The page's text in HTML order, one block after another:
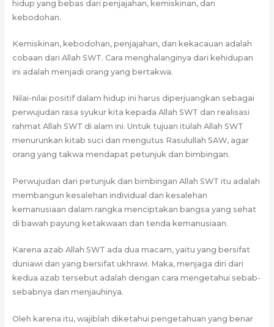
hidup yang bebas dari penjajahan, kemiskinan, dan
kebodohan.
Kemiskinan, kebodohan, penjajahan, dan kekacauan adalah
cobaan dari Allah SWT. Cara menghalanginya dari kehidupan
ini adalah menjadi orang yang bertakwa.
Nilai-nilai positif dalam hidup ini harus diperjuangkan sebagai
perwujudan rasa syukur kita kepada Allah SWT dan realisasi
rahmat Allah SWT di alam ini. Untuk tujuan itulah Allah SWT
menurunkan kitab suci dan mengutus Rasulullah SAW, agar
orang yang takwa mendapat petunjuk dan bimbingan.
Perwujudan dari petunjuk dan bimbingan Allah SWT itu adalah
membangun kesalehan individual dan kesalehan
kemanusiaan dalam rangka menciptakan bangsa yang sehat
di bawah payung ketakwaan dan tenda kemanusiaan.
Karena azab Allah SWT ada dua macam, yaitu yang bersifat
duniawi dan yang bersifat ukhrawi. Maka, menjaga diri dari
kedua azab tersebut adalah dengan cara mengetahui sebab-
sebabnya dan menjauhinya.
Oleh karena itu, wajiblah diketahui pengetahuan yang benar